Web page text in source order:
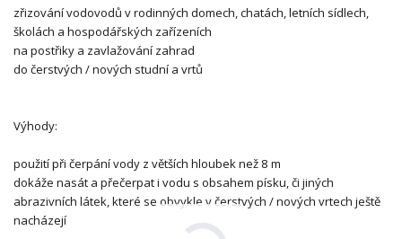
zřizování vodovodů v rodinných domech, chatách, letních sídlech,
školách a hospodářských zařízeních
na postřiky a zavlažování zahrad
do čerstvých / nových studní a vrtů
Výhody:
použití při čerpání vody z větších hloubek než 8 m
dokáže nasát a přečerpat i vodu s obsahem písku, či jiných
abrazivních látek, které se obvykle v čerstvých / nových vrtech ještě
nacházejí